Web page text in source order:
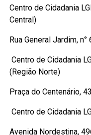
Centro de Cidadania
Central)
Rua General Jardim,
Centro de Cidadania
(Região Norte)
Praça do Centenário,
Centro de Cidadania
Avenida Nordestina,